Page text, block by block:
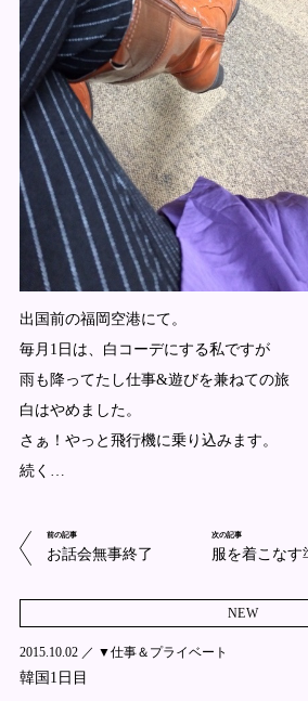
出国前の福岡空港にて。
毎月1日は、白コーデにする私ですが
雨も降ってたし仕事&遊びを兼ねての旅
白はやめました。
さぁ！やっと飛行機に乗り込みます。
続く…
前の記事
お話会無事終了
次の記事
服を着こなす
NEW
2015.10.02 ／ ▼仕事＆プライベート
韓国1日目